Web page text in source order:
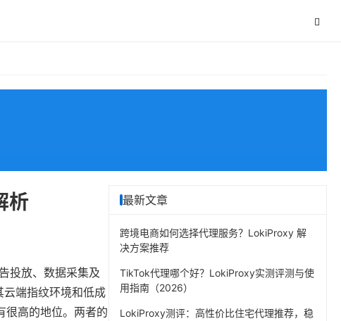
析
投放、数据采集及
端指纹环境和低成
很高的地位。两者的
最新文章
跨境电商如何选择代理服务？LokiProxy 解
决方案推荐
TikTok代理哪个好？LokiProxy实测评测与使
用指南（2026）
LokiProxy测评：高性价比住宅代理推荐，稳